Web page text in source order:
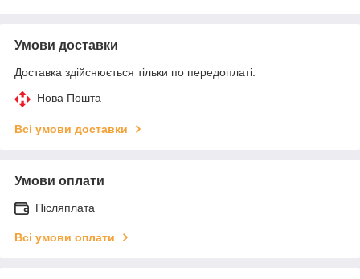
Умови доставки
Доставка здійснюється тільки по передоплаті.
Нова Пошта
Всі умови доставки
Умови оплати
Післяплата
Всі умови оплати